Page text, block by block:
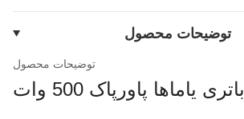
توضیحات محصول
توضیحات محصول
باتری یاماها پاورپاک 500 وات